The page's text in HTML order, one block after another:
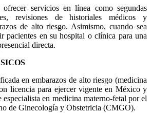
servicios en línea como segundas
revisiones de historiales médicos y
de alto riesgo. Asimismo, cuando sea
pacientes en su hospital o clínica para una
directa.
en embarazos de alto riesgo (medicina
licencia para ejercer vigente en México y
especialista en medicina materno-fetal por el
de Ginecología y Obstetricia (CMGO).